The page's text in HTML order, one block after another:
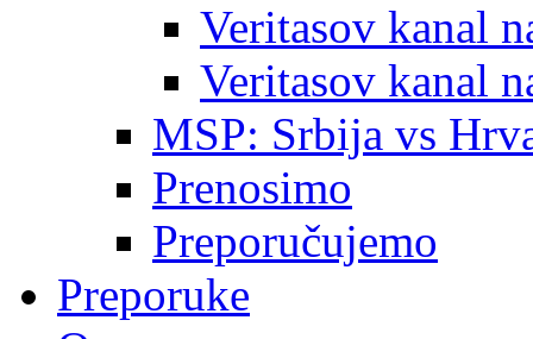
Veritasov kanal
Veritasov kanal
MSP: Srbija vs
Prenosimo
Preporučujemo
Preporuke